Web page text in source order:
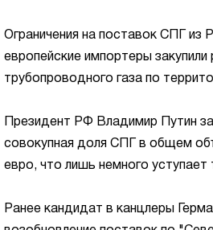
Ограничения на поставок СПГ из
европейские импортеры
трубопроводного газа по
Президент РФ Владимир Путин
совокупная доля СПГ в общем
евро, что лишь немного
Ранее кандидат в канцлеры